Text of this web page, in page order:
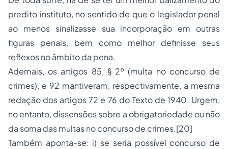
predito instituto, no sentido de que o legislador penal
ao menos sinalizasse sua incorporação em outras
figuras penais, bem como melhor definisse seus
reflexos no âmbito da pena.
Ademais, os artigos 85, § 2º (multa no concurso de
crimes), e 92 mantiveram, respectivamente, a mesma
redação dos artigos 72 e 76 do Texto de 1940. Urgem,
no entanto, dissensões sobre a obrigatoriedade ou não
da soma das multas no concurso de crimes.[20]
Também aponta-se: i) se seria possível concurso de